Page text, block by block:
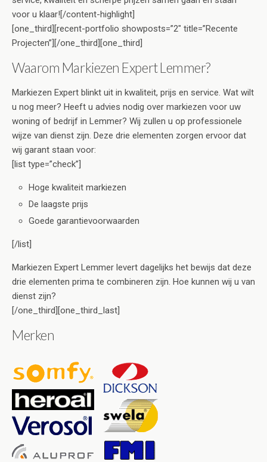
voor u klaar![/content-highlight]
[one_third][recent-portfolio showposts=”2″ title=”Recente
Projecten”][/one_third][one_third]
Waarom Markiezen Expert Lemmer?
Markiezen Expert blinkt uit in kwaliteit, prijs en service. Wat wilt
u nog meer? Heeft u advies nodig over markiezen voor uw
woning of bedrijf in Lemmer? Wij zullen u op professionele
wijze van dienst zijn. Deze drie elementen zorgen ervoor dat
wij garant staan voor:
[list type=”check”]
Hoge kwaliteit markiezen
De laagste prijs
Goede garantievoorwaarden
[/list]
Markiezen Expert Lemmer levert dagelijks het bewijs dat deze
drie elementen prima te combineren zijn. Hoe kunnen wij u van
dienst zijn?
[/one_third][one_third_last]
Merken